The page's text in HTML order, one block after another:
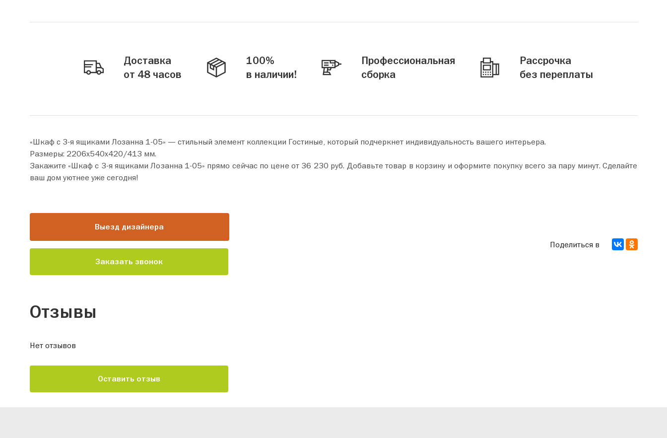
Доставка
от 48 часов
100%
в наличии!
Профессиональная
сборка
Рассрочка
без переплаты
«Шкаф с 3-я ящиками Лозанна 1-05» — стильный элемент коллекции Гостиные, который подчеркнет индивидуальность вашего интерьера.
Размеры: 2206х540х420/413 мм.
Закажите «Шкаф с 3-я ящиками Лозанна 1-05» прямо сейчас по цене от 36 230 руб. Добавьте товар в корзину и оформите покупку всего за пару минут. Сделайте
ваш дом уютнее уже сегодня!
Выезд дизайнера
Заказать звонок
Поделиться в
Отзывы
Нет отзывов
Оставить отзыв